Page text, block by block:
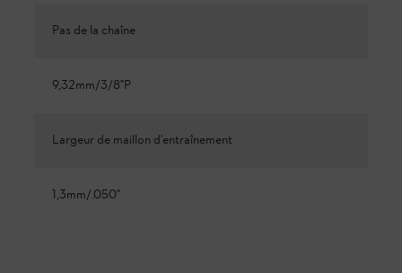
Pas de la chaîne
9,32mm/3/8"P
Largeur de maillon d'entraînement
1,3mm/.050"